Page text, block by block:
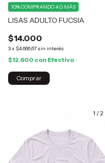
LISAS ADULTO FUCSIA
$14.000
3x $4.666,67 sin interés
10%COMPRANDO 4 O MÁS
$12.600 con Efectivo
Comprar
1 /2